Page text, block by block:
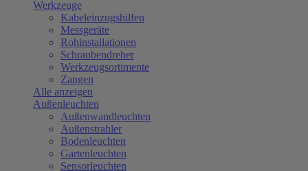
Werkzeuge
Kabeleinzugshilfen
Messgeräte
Rohinstallationen
Schraubendreher
Werkzeugsortimente
Zangen
Alle anzeigen
Außenleuchten
Außenwandleuchten
Außenstrahler
Bodenleuchten
Gartenleuchten
Sensorleuchten